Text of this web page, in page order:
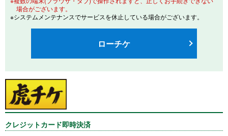
場合がございます。
※システムメンテナンスでサービスを休止している場合がございます。
ローチケ
クレジットカード即時決済